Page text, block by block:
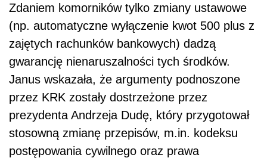
Zdaniem komorników tylko zmiany ustawowe
(np. automatyczne wyłączenie kwot 500 plus z
zajętych rachunków bankowych) dadzą
gwarancję nienaruszalności tych środków.
Janus wskazała, że argumenty podnoszone
przez KRK zostały dostrzeżone przez
prezydenta Andrzeja Dudę, który przygotował
stosowną zmianę przepisów, m.in. kodeksu
postępowania cywilnego oraz prawa